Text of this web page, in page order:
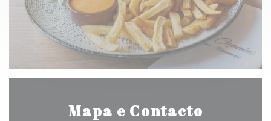
Mapa e Contacto